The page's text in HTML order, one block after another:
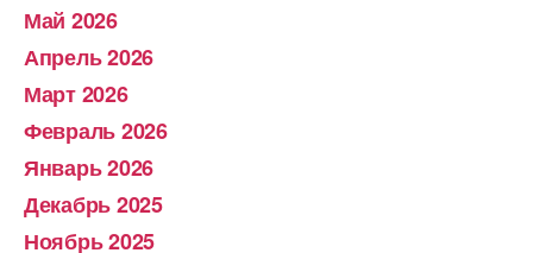
Май 2026
Апрель 2026
Март 2026
Февраль 2026
Январь 2026
Декабрь 2025
Ноябрь 2025